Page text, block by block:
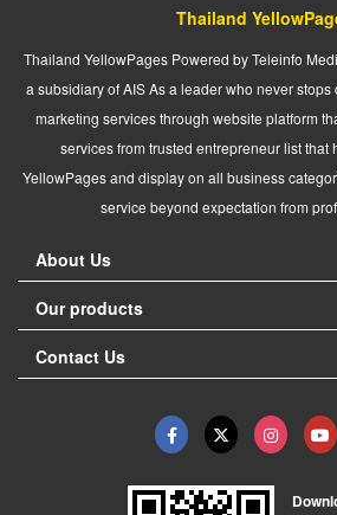
Thailand
Thailand YellowPages Powered by Teleinfo
a subsidiary of AIS As a leader who never
marketing services through website platform
services from trusted entrepreneur list that
YellowPages and display on all business
service beyond expectation from
About Us
Our products
Contact Us